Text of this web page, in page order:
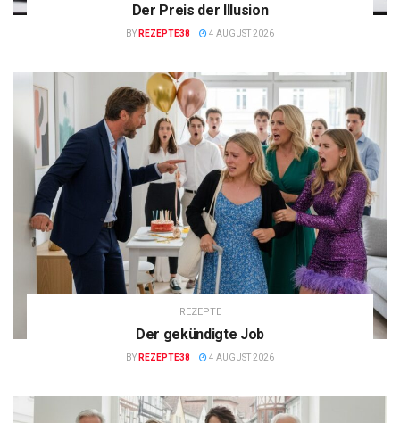
Der Preis der Illusion
BY REZEPTE38 4 AUGUST 2026
REZEPTE
Der gekündigte Job
BY REZEPTE38 4 AUGUST 2026